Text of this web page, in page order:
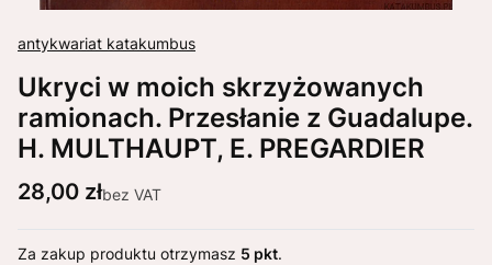
antykwariat katakumbus
Ukryci w moich skrzyżowanych
ramionach. Przesłanie z Guadalupe.
H. MULTHAUPT, E. PREGARDIER
Cena
28,00 złbez VAT
Za zakup produktu otrzymasz 5 pkt.